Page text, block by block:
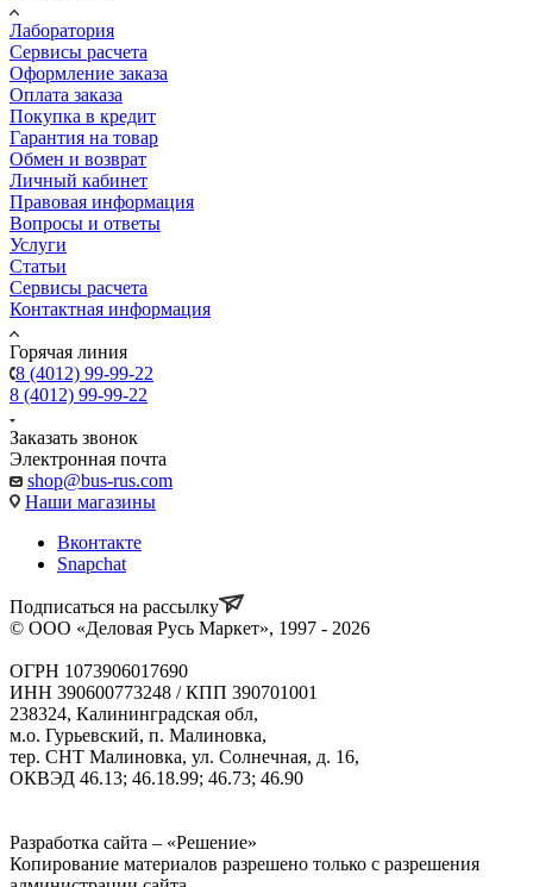
Лаборатория
Сервисы расчета
Оформление заказа
Оплата заказа
Покупка в кредит
Гарантия на товар
Обмен и возврат
Личный кабинет
Правовая информация
Вопросы и ответы
Услуги
Статьи
Сервисы расчета
Контактная информация
Горячая линия
8 (4012) 99-99-22
8 (4012) 99-99-22
Заказать звонок
Электронная почта
shop@bus-rus.com
Наши магазины
Вконтакте
Snapchat
Подписаться на рассылку
© ООО «Деловая Русь Маркет», 1997 - 2026
ОГРН 1073906017690
ИНН 390600773248 / КПП 390701001
238324, Калининградская обл,
м.о. Гурьевский, п. Малиновка,
тер. СНТ Малиновка, ул. Солнечная, д. 16,
ОКВЭД 46.13; 46.18.99; 46.73; 46.90
Разработка сайта – «Решение»
Копирование материалов разрешено только с разрешения